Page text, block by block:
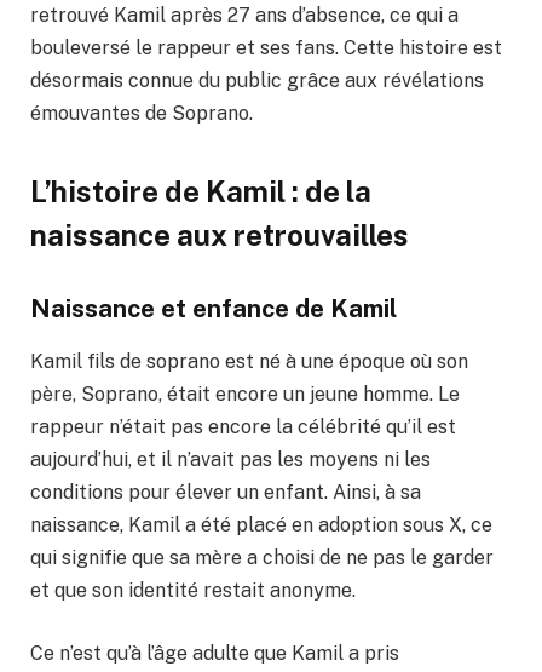
retrouvé Kamil après 27 ans d’absence, ce qui a
bouleversé le rappeur et ses fans. Cette histoire est
désormais connue du public grâce aux révélations
émouvantes de Soprano.
L’histoire de Kamil : de la
naissance aux retrouvailles
Naissance et enfance de Kamil
Kamil fils de soprano est né à une époque où son
père, Soprano, était encore un jeune homme. Le
rappeur n’était pas encore la célébrité qu’il est
aujourd’hui, et il n’avait pas les moyens ni les
conditions pour élever un enfant. Ainsi, à sa
naissance, Kamil a été placé en adoption sous X, ce
qui signifie que sa mère a choisi de ne pas le garder
et que son identité restait anonyme.
Ce n’est qu’à l’âge adulte que Kamil a pris